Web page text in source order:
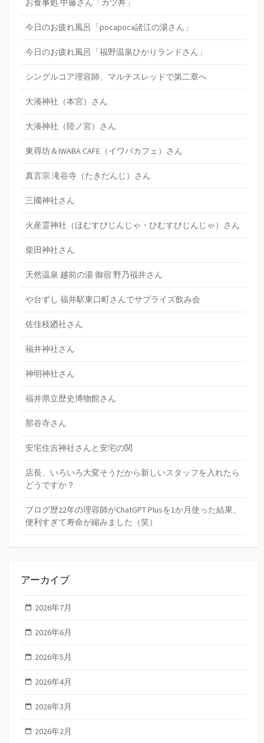
お食事処 中藤さん「カツ丼」
今日のお疲れ風呂「pocapoca諸江の湯さん」
今日のお疲れ風呂「福野温泉ひかりランドさん」
シングルコア理容師、マルチスレッドで第二章へ
大湊神社（本宮）さん
大湊神社（陸ノ宮）さん
東尋坊＆IWABA CAFE（イワバカフェ）さん
真言宗 滝谷寺（たきだんじ）さん
三國神社さん
火産霊神社（ほむすびじんじゃ・ひむすびじんじゃ）さん
柴田神社さん
天然温泉 越前の湯 御宿 野乃福井さん
や台ずし 福井駅東口町さんでサプライズ飲み会
佐佳枝廼社さん
福井神社さん
神明神社さん
福井県立歴史博物館さん
那谷寺さん
安宅住吉神社さんと安宅の関
店長、いろいろ大変そうだから新しいスタッフを入れたら
どうですか？
ブログ歴22年の理容師がChatGPT Plusを1か月使った結果、
便利すぎて寿命が縮みました（笑）
アーカイブ
2026年7月
2026年6月
2026年5月
2026年4月
2026年3月
2026年2月